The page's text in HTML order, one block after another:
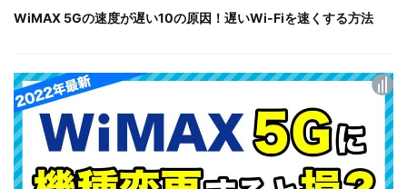
WiMAX 5Gの速度が遅い10の原因！遅いWi-Fiを速くする方法